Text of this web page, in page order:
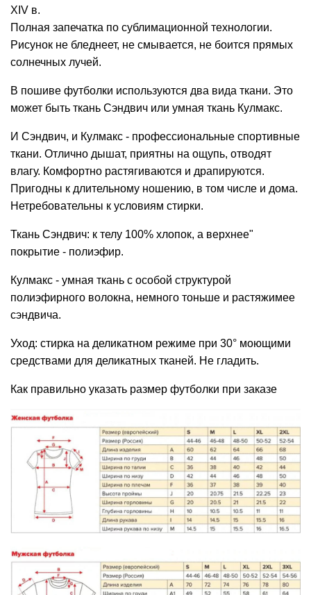
XIV в.
Полная запечатка по сублимационной технологии.
Рисунок не бледнеет, не смывается, не боится прямых
солнечных лучей.
В пошиве футболки используются два вида ткани. Это
может быть ткань Сэндвич или умная ткань Кулмакс.
И Сэндвич, и Кулмакс - профессиональные спортивные
ткани. Отлично дышат, приятны на ощупь, отводят
влагу. Комфортно растягиваются и драпируются.
Пригодны к длительному ношению, в том числе и дома.
Нетребовательны к условиям стирки.
Ткань Сэндвич: к телу 100% хлопок, а верхнее"
покрытие - полиэфир.
Кулмакс - умная ткань с особой структурой
полиэфирного волокна, немного тоньше и растяжимее
сэндвича.
Уход: стирка на деликатном режиме при 30° моющими
средствами для деликатных тканей. Не гладить.
Как правильно указать размер футболки при заказе